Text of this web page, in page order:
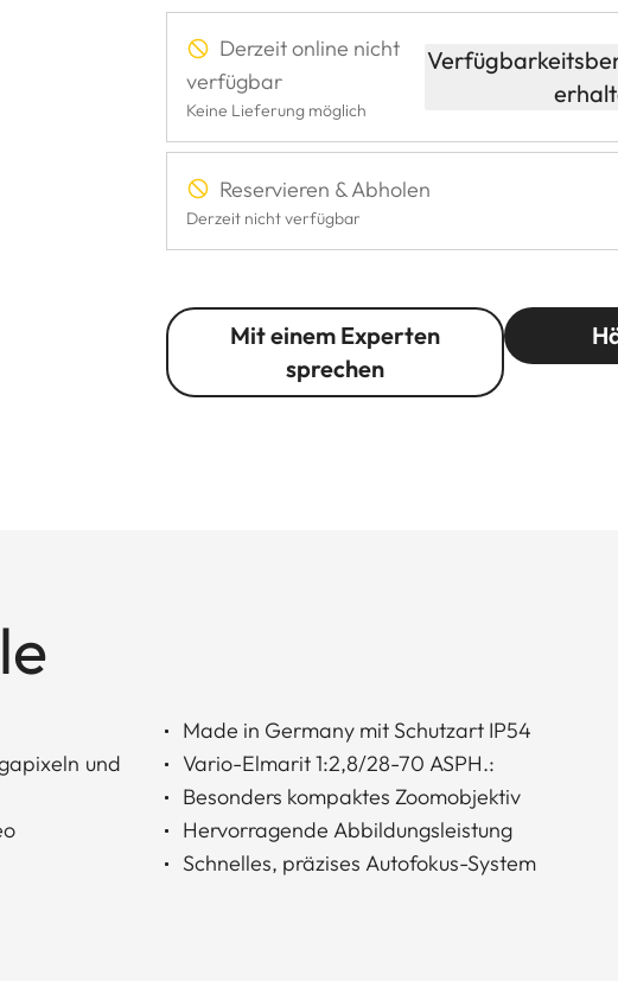
Derzeit online nicht
verfügbar
Keine Lieferung möglich
Reservieren & Abholen
Derzeit nicht verfügbar
Mit einem Experten
sprechen
und
Made in Germany mit Schutzart IP54
Vario-Elmarit 1:2,8/28-70 ASPH.:
Besonders kompaktes Zoomobjektiv
Hervorragende Abbildungsleistung
Schnelles, präzises Autofokus-System